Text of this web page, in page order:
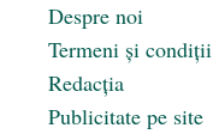
Despre noi
Termeni și condiții
Redacția
Publicitate pe site